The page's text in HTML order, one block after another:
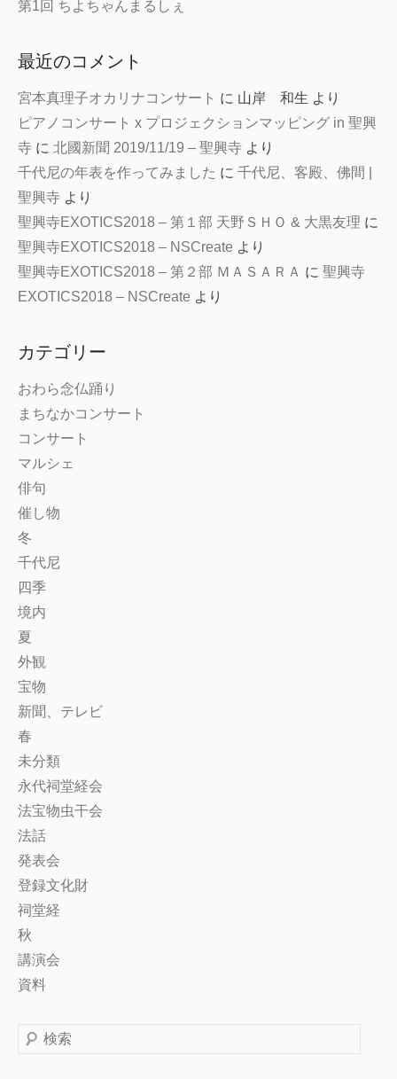
第1回 ちよちゃんまるしぇ
最近のコメント
宮本真理子オカリナコンサート に 山岸 和生 より
ピアノコンサート x プロジェクションマッピング in 聖興
寺 に 北國新聞 2019/11/19 – 聖興寺 より
千代尼の年表を作ってみました に 千代尼、客殿、佛間 |
聖興寺 より
聖興寺EXOTICS2018 – 第１部 天野ＳＨＯ & 大黒友理 に
聖興寺EXOTICS2018 – NSCreate より
聖興寺EXOTICS2018 – 第２部 ＭＡＳＡＲＡ に 聖興寺
EXOTICS2018 – NSCreate より
カテゴリー
おわら念仏踊り
まちなかコンサート
コンサート
マルシェ
俳句
催し物
冬
千代尼
四季
境内
夏
外観
宝物
新聞、テレビ
春
未分類
永代祠堂経会
法宝物虫干会
法話
発表会
登録文化財
祠堂経
秋
講演会
資料
検